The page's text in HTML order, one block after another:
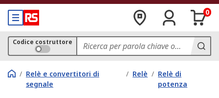
0
Codice costruttore
/ Relè e convertitori di
segnale
/ Relè / Relè di
potenza